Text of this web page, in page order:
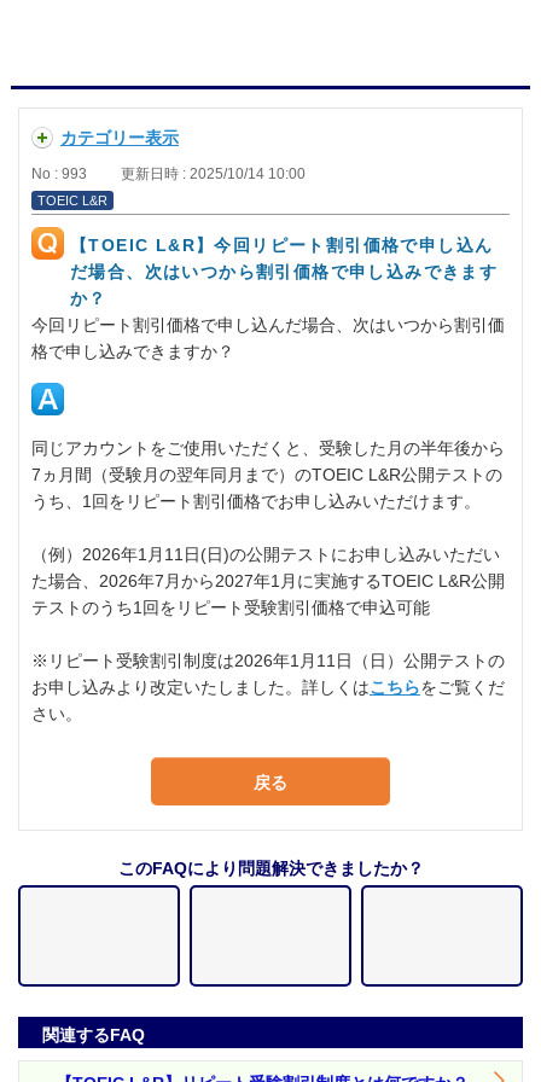
カテゴリー表示
No : 993 更新日時 : 2025/10/14 10:00
TOEIC L&R
【TOEIC L&R】今回リピート割引価格で申し込ん
だ場合、次はいつから割引価格で申し込みできます
か？
今回リピート割引価格で申し込んだ場合、次はいつから割引価
格で申し込みできますか？
同じアカウントをご使用いただくと、受験した月の半年後から
7ヵ月間（受験月の翌年同月まで）のTOEIC L&R公開テストの
うち、1回をリピート割引価格でお申し込みいただけます。
（例）2026年1月11日(日)の公開テストにお申し込みいただい
た場合、2026年7月から2027年1月に実施するTOEIC L&R公開
テストのうち1回をリピート受験割引価格で申込可能
※リピート受験割引制度は2026年1月11日（日）公開テストの
お申し込みより改定いたしました。詳しくはこちらをご覧くだ
さい。
戻る
このFAQにより問題解決できましたか？
関連するFAQ